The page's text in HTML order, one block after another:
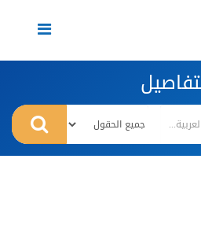
Toggle
navigation